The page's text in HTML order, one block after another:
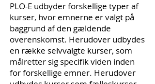
PLO-E udbyder forskellige typer af
kurser, hvor emnerne er valgt på
baggrund af den gældende
overenskomst. Herudover udbydes
en række selvvalgte kurser, som
målretter sig specifik viden inden
for forskellige emner. Herudover